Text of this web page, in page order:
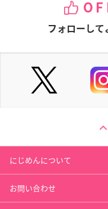
フォローして
にじめんについて
お問い合わせ